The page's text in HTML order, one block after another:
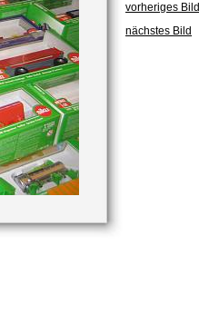
vorheriges Bild
nächstes Bild